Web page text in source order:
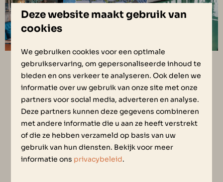
ONTDEK DE ZEEUWSE
OMGEVING VANUIT ONZE
LUXE VAKANTIEPARK
Ons luxe vakantiepark in Zeeland biedt u een
Deze website maakt gebruik van
cookies
We gebruiken cookies voor een optimale
gebruikservaring, om gepersonaliseerde inhoud te
bieden en ons verkeer te analyseren. Ook delen we
informatie over uw gebruik van onze site met onze
partners voor social media, adverteren en analyse.
Deze partners kunnen deze gegevens combineren
met andere informatie die u aan ze heeft verstrekt
of die ze hebben verzameld op basis van uw
gebruik van hun diensten. Bekijk voor meer
informatie ons privacybeleid.